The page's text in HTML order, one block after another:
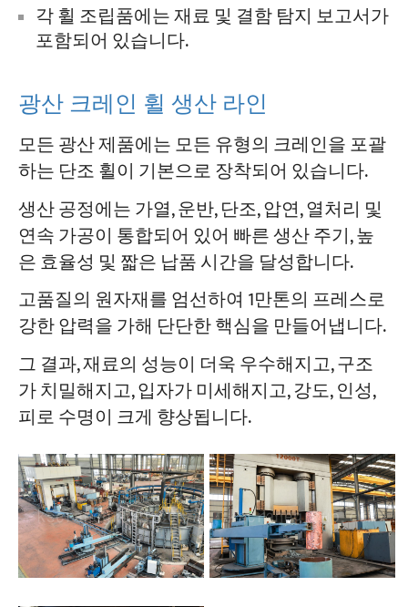
각 휠 조립품에는 재료 및 결함 탐지 보고서가
포함되어 있습니다.
광산 크레인 휠 생산 라인
모든 광산 제품에는 모든 유형의 크레인을 포괄
하는 단조 휠이 기본으로 장착되어 있습니다.
생산 공정에는 가열, 운반, 단조, 압연, 열처리 및
연속 가공이 통합되어 있어 빠른 생산 주기, 높
은 효율성 및 짧은 납품 시간을 달성합니다.
고품질의 원자재를 엄선하여 1만톤의 프레스로
강한 압력을 가해 단단한 핵심을 만들어냅니다.
그 결과, 재료의 성능이 더욱 우수해지고, 구조
가 치밀해지고, 입자가 미세해지고, 강도, 인성,
피로 수명이 크게 향상됩니다.